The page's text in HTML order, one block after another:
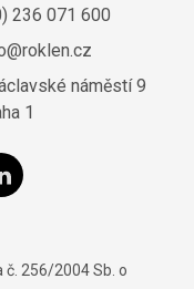
236 071 600
náměstí 9
1
256/2004 Sb. o